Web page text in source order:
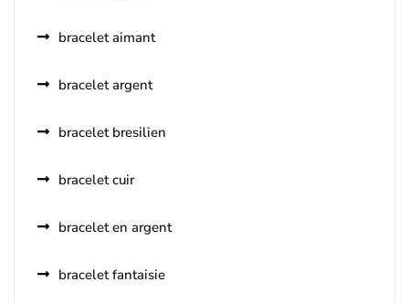
bracelet aimant
bracelet argent
bracelet bresilien
bracelet cuir
bracelet en argent
bracelet fantaisie